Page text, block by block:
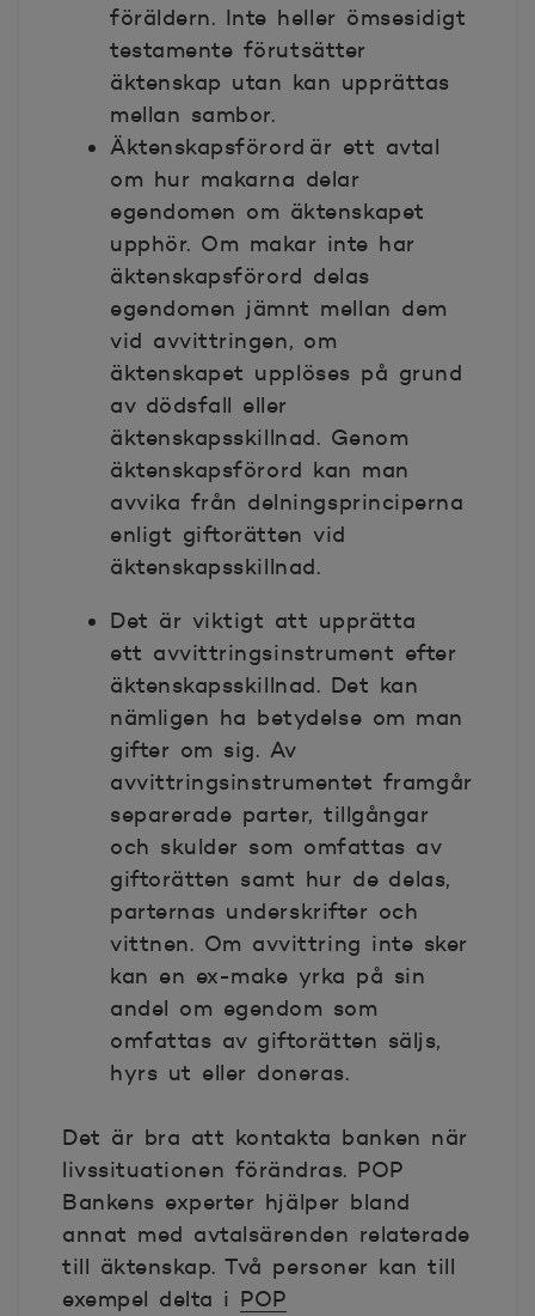
föräldern. Inte heller ömsesidigt
testamente förutsätter
äktenskap utan kan upprättas
mellan sambor.
Äktenskapsförord är ett avtal
om hur makarna delar
egendomen om äktenskapet
upphör. Om makar inte har
äktenskapsförord delas
egendomen jämnt mellan dem
vid avvittringen, om
äktenskapet upplöses på grund
av dödsfall eller
äktenskapsskillnad. Genom
äktenskapsförord kan man
avvika från delningsprinciperna
enligt giftorätten vid
äktenskapsskillnad.
Det är viktigt att upprätta
ett avvittringsinstrument efter
äktenskapsskillnad. Det kan
nämligen ha betydelse om man
gifter om sig. Av
avvittringsinstrumentet framgår
separerade parter, tillgångar
och skulder som omfattas av
giftorätten samt hur de delas,
parternas underskrifter och
vittnen. Om avvittring inte sker
kan en ex-make yrka på sin
andel om egendom som
omfattas av giftorätten säljs,
hyrs ut eller doneras.
Det är bra att kontakta banken när
livssituationen förändras. POP
Bankens experter hjälper bland
annat med avtalsärenden relaterade
till äktenskap. Två personer kan till
exempel delta i POP